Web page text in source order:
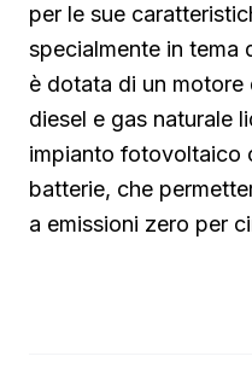
per le sue
specialmente in tema
è dotata di un
diesel e gas naturale
impianto fotovoltaico
batterie, che
a emissioni zero per